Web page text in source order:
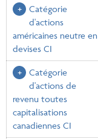
Catégorie
d'actions
américaines neutre en
devises CI
Catégorie
d'actions de
revenu toutes
capitalisations
canadiennes CI